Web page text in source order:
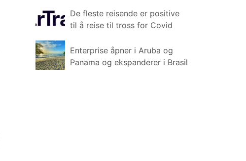
De fleste reisende er positive
til å reise til tross for Covid
Enterprise åpner i Aruba og
Panama og ekspanderer i Brasil